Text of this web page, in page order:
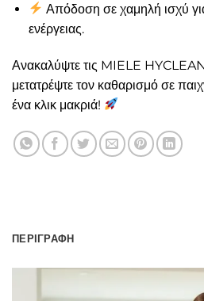
Απόδοση σε χαμηλή ισχύ
ενέργειας.
Ανακαλύψτε τις MIELE
μετατρέψτε τον καθαρισμό σε
ένα κλικ μακριά!
ΠΕΡΙΓΡΑΦΉ